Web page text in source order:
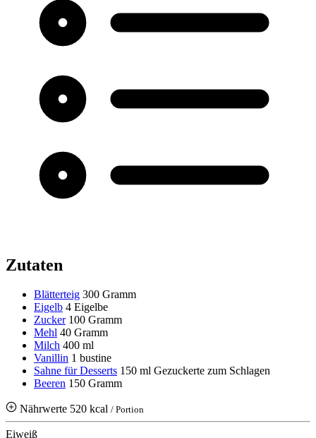
Zutaten
Blätterteig 300 Gramm
Eigelb 4 Eigelbe
Zucker 100 Gramm
Mehl 40 Gramm
Milch 400 ml
Vanillin 1 bustine
Sahne für Desserts 150 ml Gezuckerte zum Schlagen
Beeren 150 Gramm
Nährwerte 520 kcal / Portion
Eiweiß